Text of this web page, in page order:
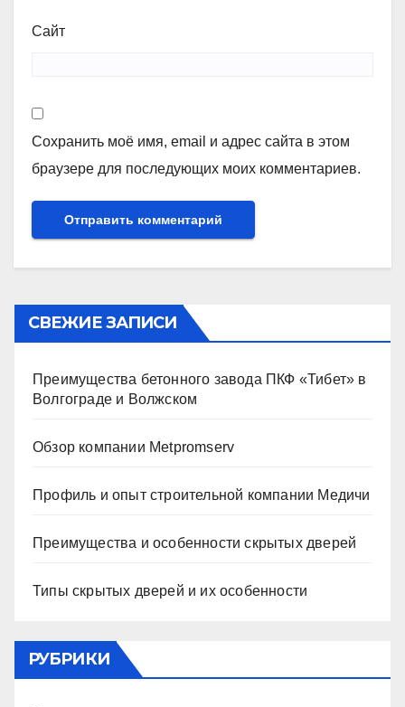
Сайт
Сохранить моё имя, email и адрес сайта в этом
браузере для последующих моих комментариев.
СВЕЖИЕ ЗАПИСИ
Преимущества бетонного завода ПКФ «Тибет» в
Волгограде и Волжском
Обзор компании Metpromserv
Профиль и опыт строительной компании Медичи
Преимущества и особенности скрытых дверей
Типы скрытых дверей и их особенности
РУБРИКИ